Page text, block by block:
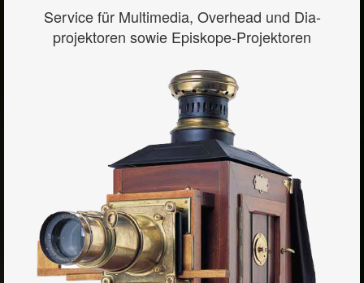
Service für Multimedia, Overhead und Dia-
projektoren sowie Episkope-Projektoren